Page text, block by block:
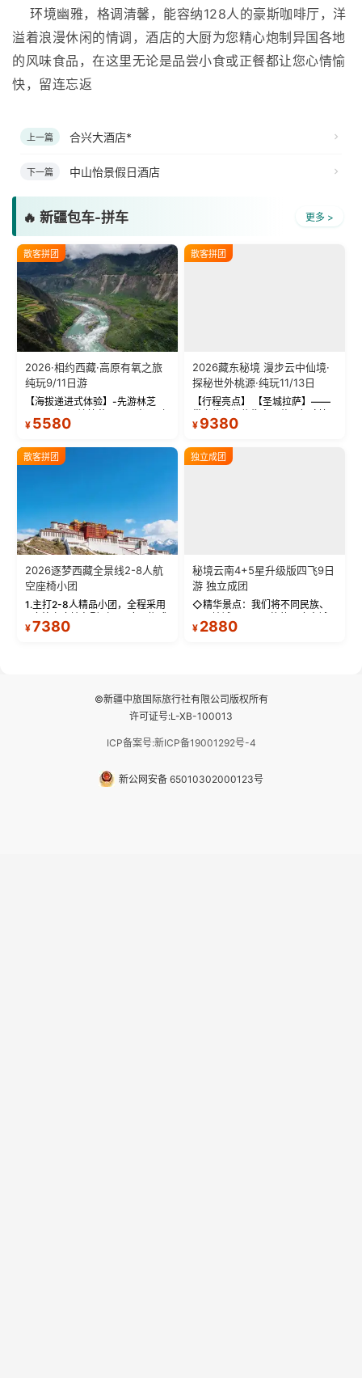
环境幽雅，格调清馨，能容纳128人的豪斯咖啡厅，洋
溢着浪漫休闲的情调，酒店的大厨为您精心炮制异国各地
的风味食品，在这里无论是品尝小食或正餐都让您心情愉
快，留连忘返
上一篇 合兴大酒店*
下一篇 中山怡景假日酒店
🔥 新疆包车-拼车 更多 >
散客拼团
2026·相约西藏·高原有氧之旅
纯玩9/11日游
【海拔递进式体验】-先游林芝
(2900米)再访拉萨(3650米)，亲
测 99%游客零高反 。 【贴心保
反根本不是事儿 ！ 【无人机航
拍】-雪山/圣湖/...
¥ 5580
散客拼团
2026藏东秘境 漫步云中仙境·
探秘世外桃源·纯玩11/13日
【行程亮点】 【圣城拉萨】——
带上信心与信仰去西藏，行吟拉
萨，感受这座城与生俱来的与众
城堡寺院于一体的宏伟建筑，是
西藏最完整的古代...
¥ 9380
散客拼团
2026逐梦西藏全景线2-8人航
空座椅小团
1.主打2-8人精品小团，全程采用
9座航空座椅车型（360度环抱式
座舱），提供VIP级别的舒适出行
¥7380
独立成团
秘境云南4+5星升级版四飞9日
游 独立成团
◇精华景点：我们将不同民族、
不同地域、不同风格的三座古城
—【大理古城、丽江古城、香格
¥ 2880
©新疆中旅国际旅行社有限公司版权所有
许可证号:L-XB-100013
ICP备案号:新ICP备19001292号-4
新公网安备 65010302000123号